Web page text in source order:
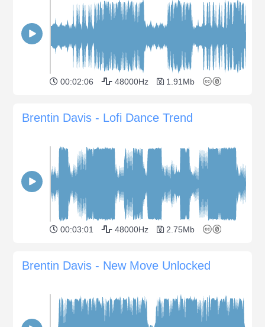
00:02:06 48000Hz 1.91Mb
Brentin Davis - Lofi Dance Trend
00:03:01 48000Hz 2.75Mb
Brentin Davis - New Move Unlocked